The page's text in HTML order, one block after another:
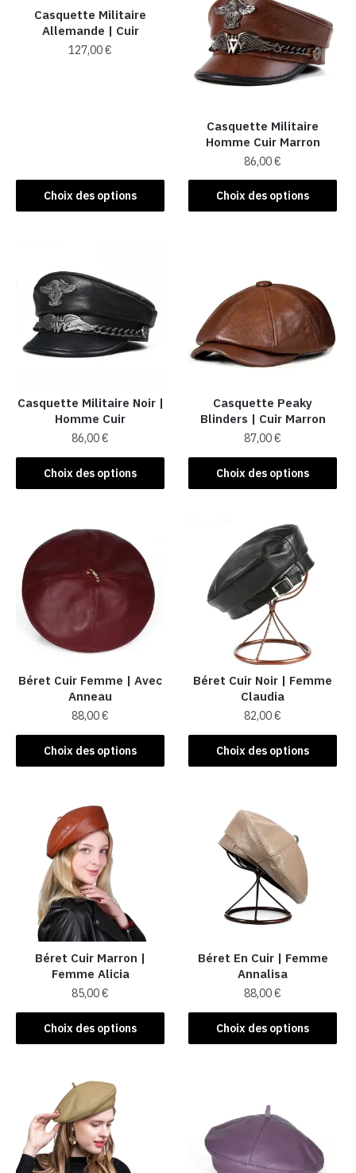
Les
options
peuvent
produit
Les
options
peuvent
être
choisies
la
page
du
produit
Casquette Militaire
Allemande | Cuir
127,00€
Choix des options
options
peuvent
la
page
du
produit
Casquette Militaire
Homme Cuir Marron
86,00€
Choix des options
Ce
produit
Les
options
peuvent
être
choisies
la
page
du
produit
Casquette Militaire Noir |
Homme Cuir
86,00€
Choix des options
Ce
produit
plusieurs
variations.
options
peuvent
être
choisies
la
page
du
produit
Casquette Peaky
Blinders | Cuir Marron
87,00€
Choix des options
Ce
produit
plusieurs
variations.
Les
options
peuvent
être
choisies
sur
la
page
du
produit
Béret Cuir Femme | Avec
Anneau
88,00€
Choix des options
Ce
produit
plusieurs
variations.
Les
options
peuvent
être
choisies
sur
la
page
du
produit
Béret Cuir Noir | Femme
Claudia
82,00€
Choix des options
Ce
produit
variations.
Les
options
peuvent
être
choisies
la
page
du
produit
Béret Cuir Marron |
Femme Alicia
85,00€
Choix des options
Ce
produit
plusieurs
variations.
Les
options
peuvent
Béret En Cuir​ | Femme
Annalisa
88,00€
Choix des options
Ce
produit
Les
options
peuvent